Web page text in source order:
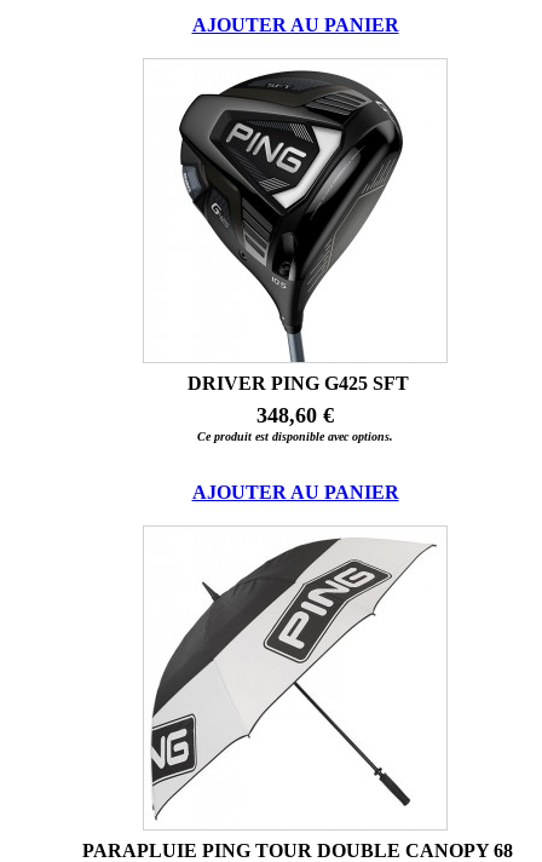
AJOUTER AU PANIER
DRIVER PING G425 SFT
348,60 €
Ce produit est disponible avec options.
AJOUTER AU PANIER
PARAPLUIE PING TOUR DOUBLE CANOPY 68